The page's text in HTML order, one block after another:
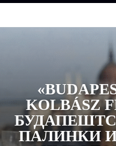
KOLBÁSZ
ПАЛИНКИ